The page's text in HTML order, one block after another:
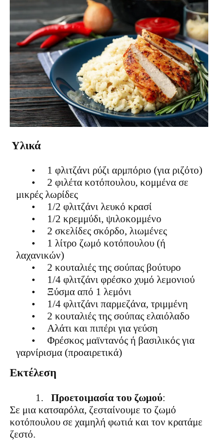
Υλικά
•
1 φλιτζάνι ρύζι αρμπόριο (για ριζότο)
•
2 φιλέτα κοτόπουλου, κομμένα σε
μικρές λωρίδες
•
1/2 φλιτζάνι λευκό κρασί
•
1/2 κρεμμύδι, ψιλοκομμένο
•
2 σκελίδες σκόρδο, λιωμένες
•
1 λίτρο ζωμό κοτόπουλου (ή
λαχανικών)
•
2 κουταλιές της σούπας βούτυρο
•
1/4 φλιτζάνι φρέσκο χυμό λεμονιού
•
Ξύσμα από 1 λεμόνι
•
1/4 φλιτζάνι παρμεζάνα, τριμμένη
•
2 κουταλιές της σούπας ελαιόλαδο
•
Αλάτι και πιπέρι για γεύση
•
Φρέσκος μαϊντανός ή βασιλικός για
γαρνίρισμα (προαιρετικά)
Εκτέλεση
1. Προετοιμασία του ζωμού:
Σε μια κατσαρόλα, ζεσταίνουμε το ζωμό
κοτόπουλου σε χαμηλή φωτιά και τον κρατάμε
ζεστό.